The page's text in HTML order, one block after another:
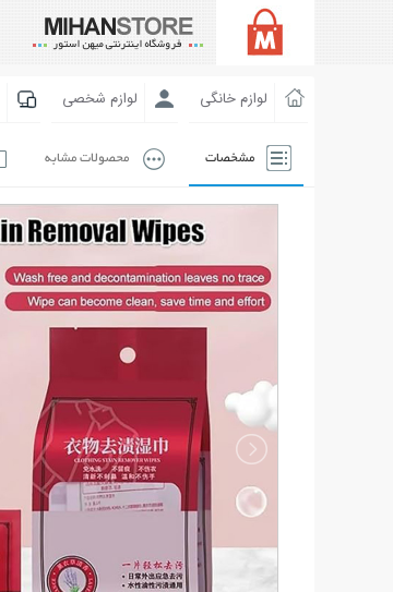
لوازم خانگی لوازم شخصی
مشخصات محصولات مشابه